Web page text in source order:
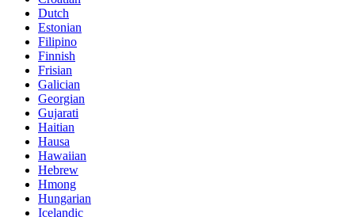
Dutch
Estonian
Filipino
Finnish
Frisian
Galician
Georgian
Gujarati
Haitian
Hausa
Hawaiian
Hebrew
Hmong
Hungarian
Icelandic